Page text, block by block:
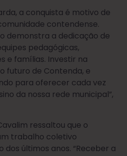
a conquista é motivo de
contendense.
demonstra a dedicação de
pedagógicas,
e famílias. Investir na
futuro de Contenda, e
para oferecer cada vez
da nossa rede municipal”,
ressaltou que o
trabalho coletivo
dos últimos anos. “Receber a